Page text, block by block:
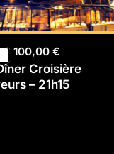
100,00 €
Croisière
– 21h15